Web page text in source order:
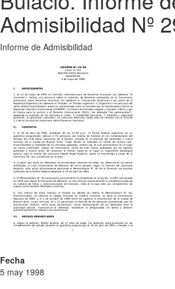
Admisibilidad Nº
Informe de Admisibilidad
Fecha
5 may 1998